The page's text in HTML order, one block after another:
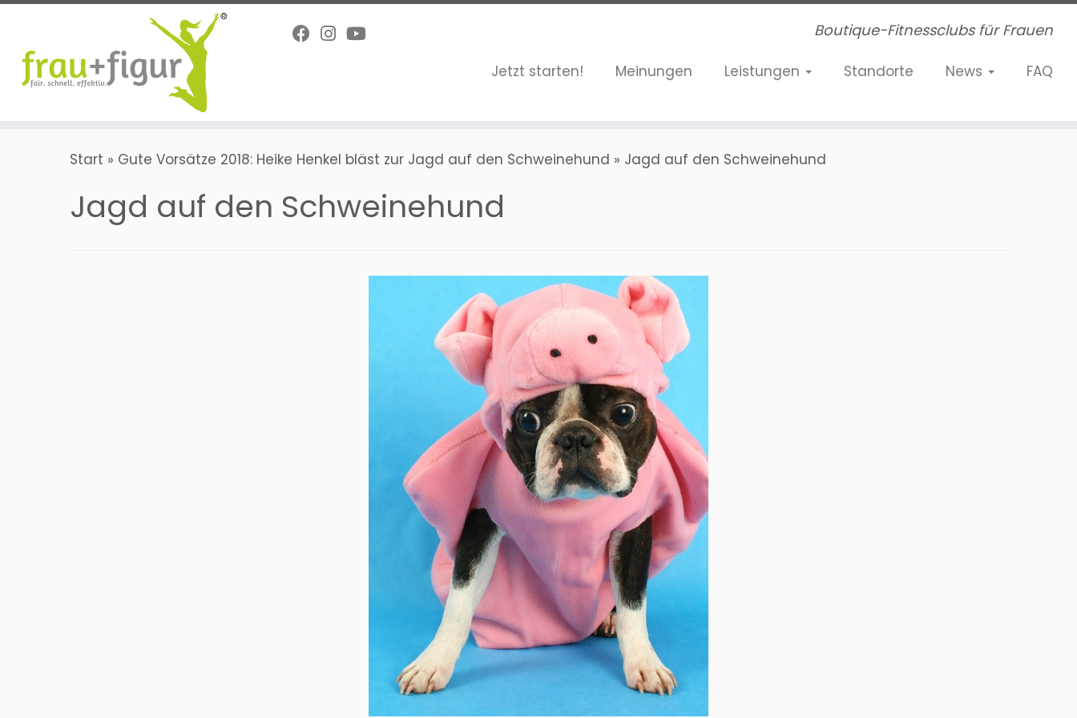
Zum
springen
Boutique-Fitnessclubs für Frauen
Jetzt starten! Meinungen Leistungen Standorte News FAQ
Start » Gute Vorsätze 2018: Heike Henkel bläst zur Jagd auf den Schweinehund » Jagd auf den Schweinehund
Jagd auf den Schweinehund